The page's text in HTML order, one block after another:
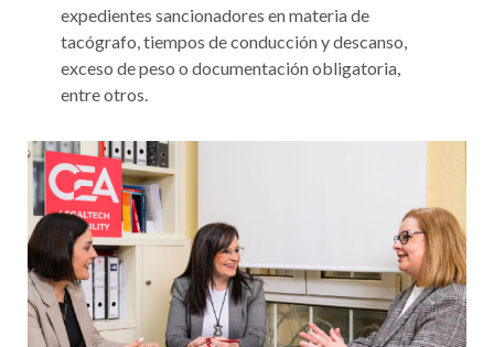
de mercancías o viajeros, nos ocupamos de los
expedientes sancionadores en materia de
tacógrafo, tiempos de conducción y descanso,
exceso de peso o documentación obligatoria,